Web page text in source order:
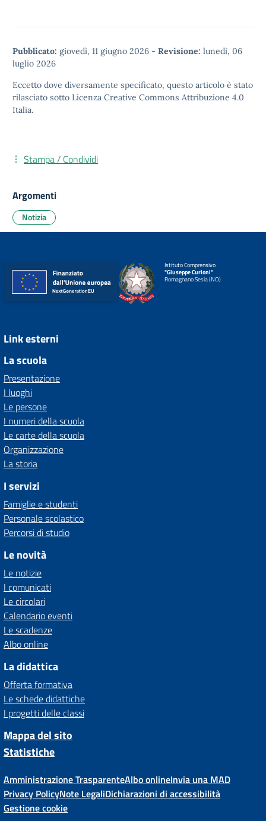
Pubblicato: giovedì, 11 giugno 2026 - Revisione: lunedì, 06
luglio 2026
Eccetto dove diversamente specificato, questo articolo è stato
rilasciato sotto Licenza Creative Commons Attribuzione 4.0
Italia.
Stampa / Condividi
Argomenti
Notizia
Istituto Comprensivo
"Giuseppe Curioni"
Romagnano Sesia (NO)
Link esterni
La scuola
Presentazione
I luoghi
Le persone
I numeri della scuola
Le carte della scuola
Organizzazione
La storia
I servizi
Famiglie e studenti
Personale scolastico
Percorsi di studio
Le novità
Le notizie
I comunicati
Le circolari
Calendario eventi
Le scadenze
Albo online
La didattica
Offerta formativa
Le schede didattiche
I progetti delle classi
Mappa del sito
Statistiche
Amministrazione TrasparenteAlbo onlineInvia una MAD
Privacy PolicyNote LegaliDichiarazioni di accessibilità
Gestione cookie